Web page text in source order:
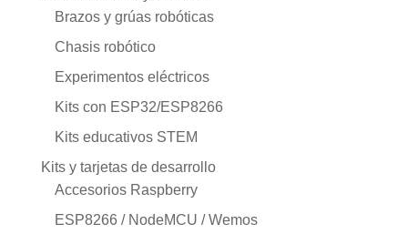
Brazos y grúas robóticas
Chasis robótico
Experimentos eléctricos
Kits con ESP32/ESP8266
Kits educativos STEM
Kits y tarjetas de desarrollo
Accesorios Raspberry
ESP8266 / NodeMCU / Wemos